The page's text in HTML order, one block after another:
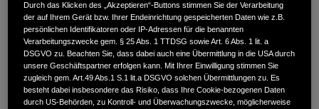
ANFAHRTSBESCHREIBUNG ANFORDERN
WEBSITE
Durch das Klicken des „Akzeptieren“-Buttons stimmen Sie der Verarbeitung
der auf Ihrem Gerät bzw. Ihrer Endeinrichtung gespeicherten Daten wie z.B.
persönlichen Identifikatoren oder IP-Adressen für die benannten
Verarbeitungszwecke gem. § 25 Abs. 1 TTDSG sowie Art. 6 Abs. 1 lit. a
DSGVO zu. Beachten Sie, dass dabei auch eine Übermittlung in die USA durch
unsere Geschäftspartner erfolgen kann. Mit Ihrer Einwilligung stimmen Sie
zugleich gem. Art.49 Abs.1 S.1 lit.a DSGVO solchen Übermittlungen zu. Es
besteht dabei insbesondere das Risiko, dass Ihre Cookie-bezogenen Daten
durch US-Behörden, zu Kontroll- und Überwachungszwecke, möglicherweise